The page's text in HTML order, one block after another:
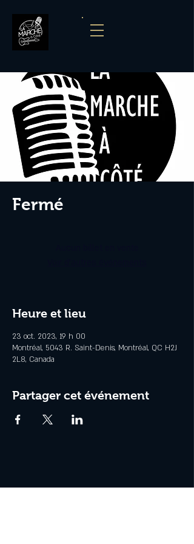
Fermé
Heure et lieu
23 oct. 2023, 19 h 00
Montréal, 5043 R. Saint-Denis, Montréal, QC H2J
2L8, Canada
Partager cet événement